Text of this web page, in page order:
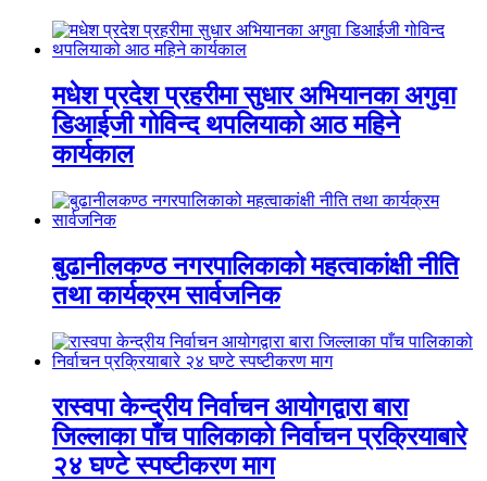
मधेश प्रदेश प्रहरीमा सुधार अभियानका अगुवा
डिआईजी गोविन्द थपलियाको आठ महिने
कार्यकाल
बुढानीलकण्ठ नगरपालिकाको महत्वाकांक्षी नीति
तथा कार्यक्रम सार्वजनिक
रास्वपा केन्द्रीय निर्वाचन आयोगद्वारा बारा
जिल्लाका पाँच पालिकाको निर्वाचन प्रक्रियाबारे
२४ घण्टे स्पष्टीकरण माग